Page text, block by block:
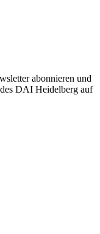
abonnieren und
DAI Heidelberg auf